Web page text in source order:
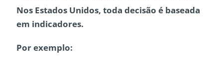
Nos Estados Unidos, toda decisão é baseada
em indicadores.
Por exemplo: